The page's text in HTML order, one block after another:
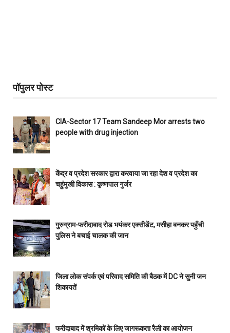
पॉपुलर पोस्ट
CIA-Sector 17 Team Sandeep Mor arrests two
people with drug injection
केंद्र व प्रदेश सरकार द्वारा करवाया जा रहा देश व प्रदेश का
चहुंमुखी विकास : कृष्णपाल गुर्जर
गुरुग्राम-फरीदाबाद रोड भयंकर एक्सीडेंट, मसीहा बनकर पहुँची
पुलिस ने बचाई चालक की जान
जिला लोक संपर्क एवं परिवाद समिति की बैठक में DC ने सुनी जन
शिकायतें
फरीदाबाद में श्रमिकों के लिए जागरूकता रैली का आयोजन